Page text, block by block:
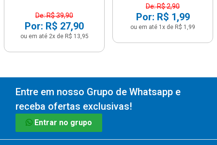
De: R$ 39,90
Por: R$ 27,90
ou em até 2x de R$ 13,95
De: R$ 2,90
Por: R$ 1,99
ou em até 1x de R$ 1,99
Entre em nosso Grupo de Whatsapp e
receba ofertas exclusivas!
Entrar no grupo